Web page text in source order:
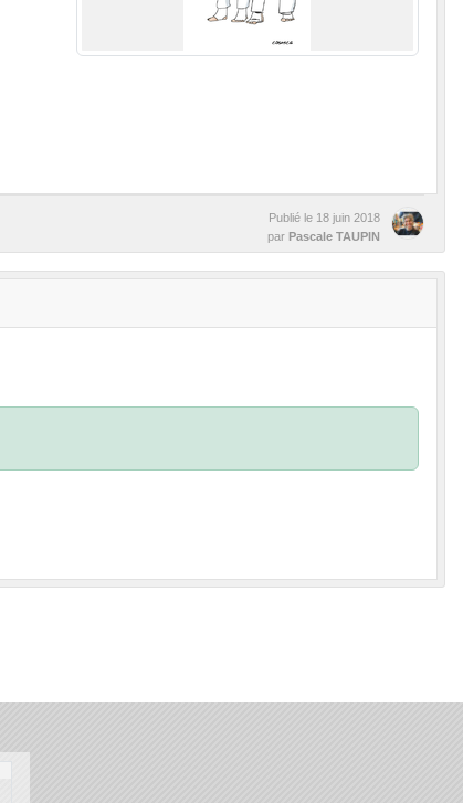
Publié le 18 juin 2018
par Pascale TAUPIN